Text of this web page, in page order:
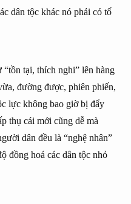
dân tộc khác nó phải có tố
“tồn tại, thích nghi” lên hàng
đường được, phiên phiến,
lực không bao giờ bị đẩy
thụ cái mới cũng dễ mà
dân đều là “nghệ nhân”
đồng hoá các dân tộc nhỏ